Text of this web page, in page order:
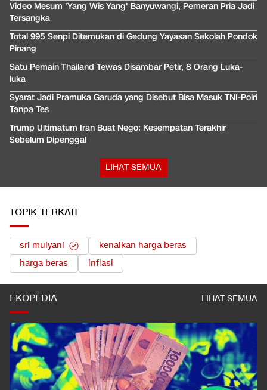
Video Mesum 'Yang Wis Yang' Banyuwangi, Pemeran Pria Jadi
Tersangka
Total 995 Senpi Ditemukan di Gedung Yayasan Sekolah Pondok
Pinang
Satu Pemain Thailand Tewas Disambar Petir, 8 Orang Luka-
luka
Syarat Jadi Pramuka Garuda yang Disebut Bisa Masuk TNI-Polri
Tanpa Tes
Trump Ultimatum Iran Buat Nego: Kesempatan Terakhir
Sebelum Dipenggal
LIHAT SEMUA
TOPIK TERKAIT
sri mulyani
kenaikan harga beras
harga beras
inflasi
EKOPEDIA LIHAT SEMUA